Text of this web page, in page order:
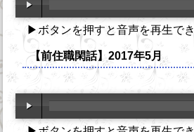
▶ボタンを押すと音声を再生で
【前住職閑話】2017年5月